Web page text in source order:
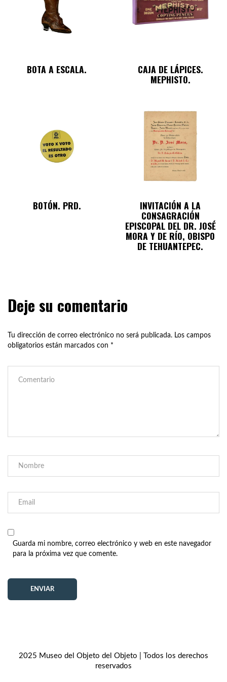
BOTA A ESCALA. CAJA DE LÁPICES.
MEPHISTO.
BOTÓN. PRD. INVITACIÓN A LA
CONSAGRACIÓN
EPISCOPAL DEL DR. JOSÉ
MORA Y DE RÍO, OBISPO
DE TEHUANTEPEC.
Deje su comentario
Tu dirección de correo electrónico no será publicada. Los campos
obligatorios están marcados con *
Guarda mi nombre, correo electrónico y web en este navegador
para la próxima vez que comente.
2025 Museo del Objeto del Objeto | Todos los derechos
reservados